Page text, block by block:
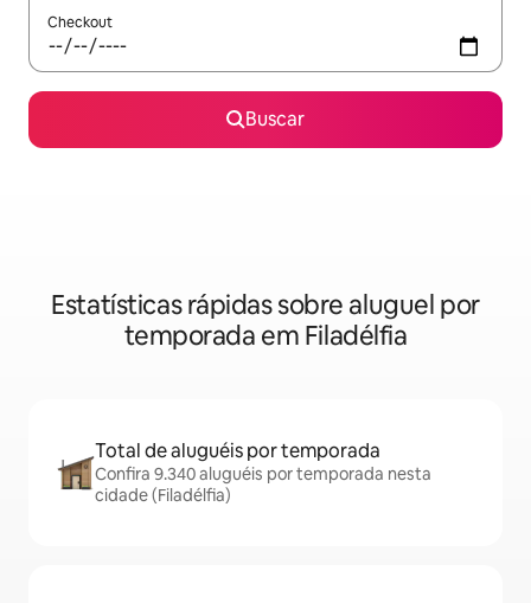
Checkout
Buscar
Estatísticas rápidas sobre aluguel por
temporada em Filadélfia
Total de aluguéis por temporada
Confira 9.340 aluguéis por temporada nesta
cidade (Filadélfia)